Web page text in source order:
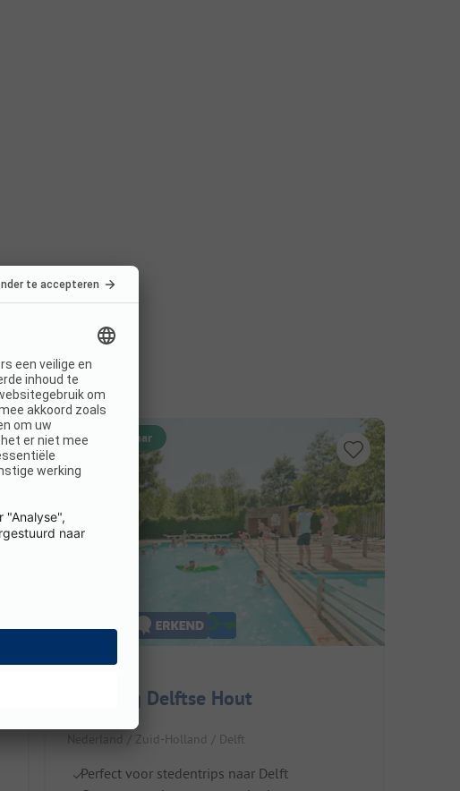
Direct boekbaar
Camping Delftse Hout
Nederland / Zuid-Holland / Delft
Perfect voor stedentrips naar Delft